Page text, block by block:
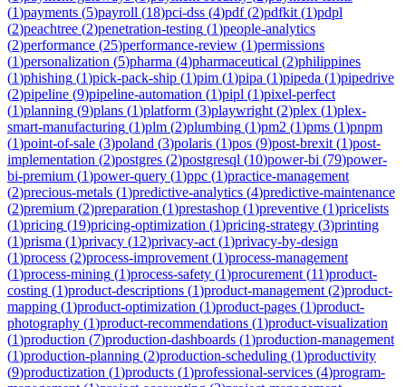
(1)payments (5)payroll (18)pci-dss (4)pdf(2)pdfkit (1)pdpl
(2)peachtree (2)penetration-testing (1)people-analytics
(2)performance (25)performance-review (1)permissions
(1)personalization (5)pharma (4)pharmaceutical (2)philippines
(1)phishing (1)pick-pack-ship (1)pim (1)pipa (1)pipeda (1)pipedrive
(2)pipeline (9)pipeline-automation (1)pipl (1)pixel-perfect
(1)planning (9)plans (1)platform (3)playwright (2)plex (1)plex-
smart-manufacturing (1)plm (2)plumbing (1)pm2 (1)pms (1)pnpm
(1)point-of-sale (3)poland (3)polaris (1)pos (9)post-brexit (1)post-
implementation (2)postgres (2)postgresql (10)power-bi (79)power-
bi-premium (1)power-query (1)ppc (1)practice-management
(2)precious-metals (1)predictive-analytics (4)predictive-maintenance
(2)premium (2)preparation (1)prestashop (1)preventive (1)pricelists
(1)pricing (19)pricing-optimization (1)pricing-strategy (3)printing
(1)prisma (1)privacy (12)privacy-act (1)privacy-by-design
(1)process (2)process-improvement (1)process-management
(1)process-mining (1)process-safety (1)procurement (11)product-
costing (1)product-descriptions (1)product-management (2)product-
mapping (1)product-optimization (1)product-pages (1)product-
photography (1)product-recommendations (1)product-visualization
(1)production (7)production-dashboards (1)production-management
(1)production-planning (2)production-scheduling (1)productivity
(9)productization (1)products (1)professional-services (4)program-